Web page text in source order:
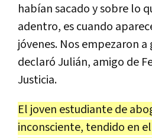
habían sacado y sobre lo
adentro, es cuando
jóvenes. Nos empezaron
declaró Julián, amigo de
Justicia.
El joven estudiante de
inconsciente, tendido en